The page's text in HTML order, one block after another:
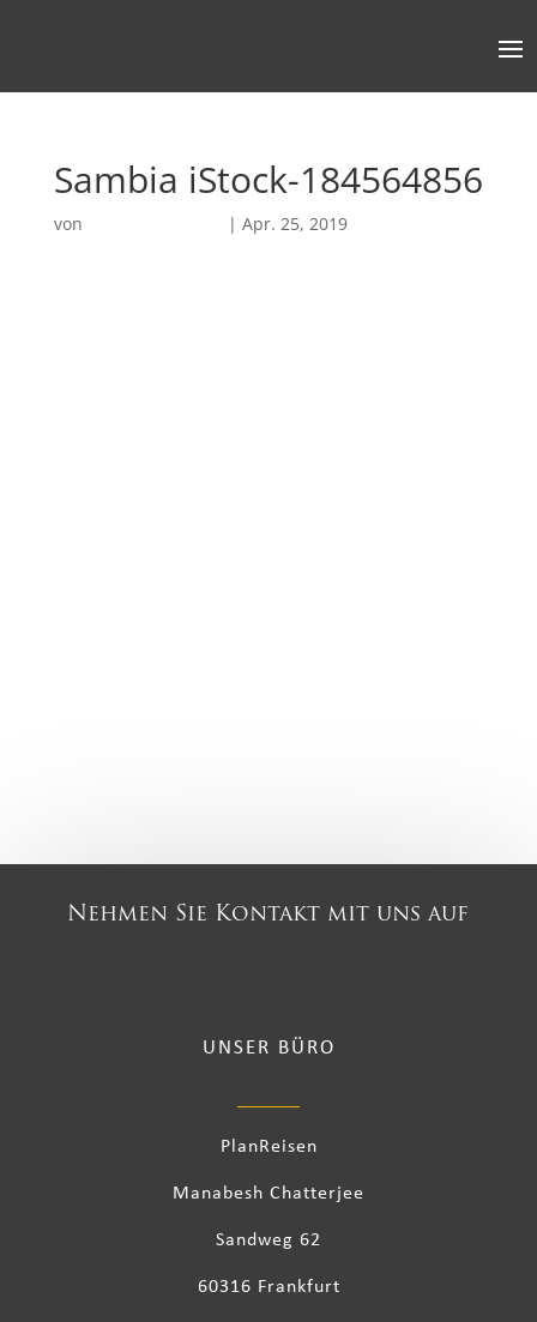
Sambia iStock-184564856
von | Apr. 25, 2019
Nehmen Sie Kontakt mit uns auf
UNSER BÜRO
PlanReisen
Manabesh Chatterjee
Sandweg 62
60316 Frankfurt